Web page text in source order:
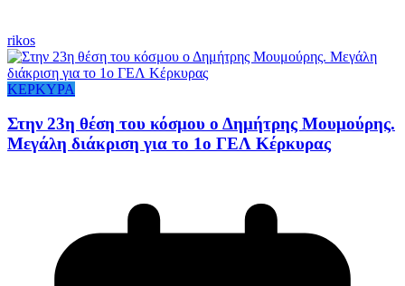
rikos
ΚΕΡΚΥΡΑ
Στην 23η θέση του κόσμου ο Δημήτρης Μουμούρης.
Μεγάλη διάκριση για το 1ο ΓΕΛ Κέρκυρας